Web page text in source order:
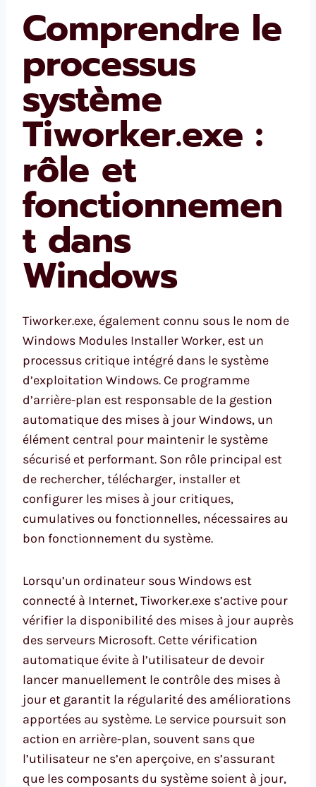
Comprendre le
processus
système
Tiworker.exe :
rôle et
fonctionnemen
t dans
Windows
Tiworker.exe, également connu sous le nom de
Windows Modules Installer Worker, est un
processus critique intégré dans le système
d’exploitation Windows. Ce programme
d’arrière-plan est responsable de la gestion
automatique des mises à jour Windows, un
élément central pour maintenir le système
sécurisé et performant. Son rôle principal est
de rechercher, télécharger, installer et
configurer les mises à jour critiques,
cumulatives ou fonctionnelles, nécessaires au
bon fonctionnement du système.
Lorsqu’un ordinateur sous Windows est
connecté à Internet, Tiworker.exe s’active pour
vérifier la disponibilité des mises à jour auprès
des serveurs Microsoft. Cette vérification
automatique évite à l’utilisateur de devoir
lancer manuellement le contrôle des mises à
jour et garantit la régularité des améliorations
apportées au système. Le service poursuit son
action en arrière-plan, souvent sans que
l’utilisateur ne s’en aperçoive, en s’assurant
que les composants du système soient à jour,